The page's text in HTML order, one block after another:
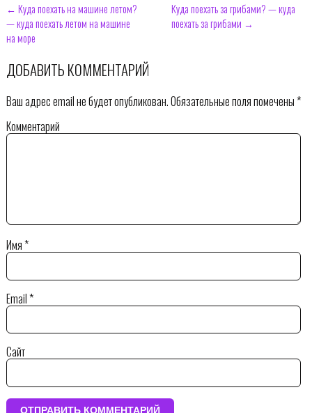
← Куда поехать на машине летом?
— куда поехать летом на машине
на море
Куда поехать за грибами? — куда
поехать за грибами →
ДОБАВИТЬ КОММЕНТАРИЙ
Ваш адрес email не будет опубликован.Обязательные поля помечены*
Комментарий
Имя*
Email*
Сайт